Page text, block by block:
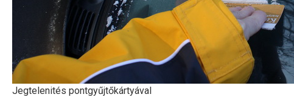
Jegtelenités pontgyűjtőkártyával